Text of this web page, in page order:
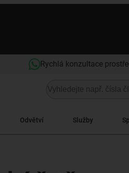
Rychlá konzultace
Odvětví Služby